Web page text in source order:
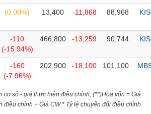
(0.00%) 13,400 -11,868 88,968 KIS
-110
(-15.94%)
466,800 -13,259 90,744 KIS
-160
(-7.96%)
202,900 -18,100 101,100
cơ sở - giá thực hiện điều chỉnh; (**)Hòa vốn = Giá
điều chỉnh + Giá CW * Tỷ lệ chuyển đổi điều chỉnh